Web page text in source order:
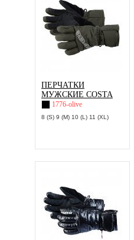
ПЕРЧАТКИ
МУЖСКИЕ COSTA
1776-olive
8 (S) 9 (M) 10 (L) 11 (XL)